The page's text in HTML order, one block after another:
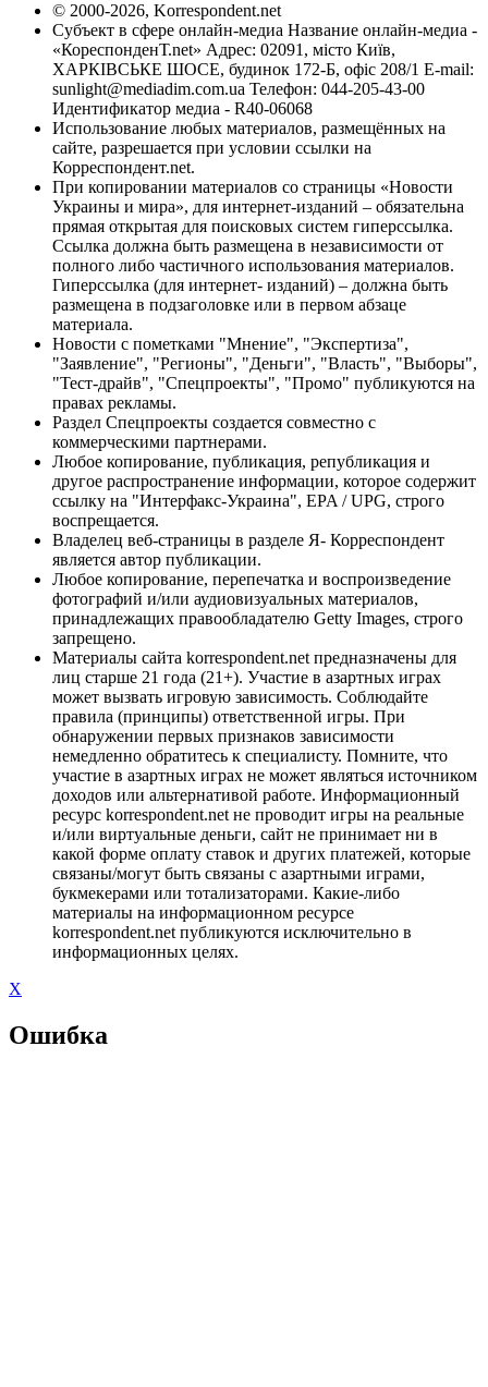
© 2000-2026, Korrespondent.net
Субъект в сфере онлайн-медиа Название онлайн-медиа -
«КореспонденТ.net» Адрес: 02091, місто Київ,
ХАРКІВСЬКЕ ШОСЕ, будинок 172-Б, офіс 208/1 E-mail:
sunlight@mediadim.com.ua Телефон: 044-205-43-00
Идентификатор медиа - R40-06068
Использование любых материалов, размещённых на
сайте, разрешается при условии ссылки на
Корреспондент.net.
При копировании материалов со страницы «Новости
Украины и мира», для интернет-изданий – обязательна
прямая открытая для поисковых систем гиперссылка.
Ссылка должна быть размещена в независимости от
полного либо частичного использования материалов.
Гиперссылка (для интернет- изданий) – должна быть
размещена в подзаголовке или в первом абзаце
материала.
Новости с пометками "Мнение", "Экспертиза",
"Заявление", "Регионы", "Деньги", "Власть", "Выборы",
"Тест-драйв", "Спецпроекты", "Промо" публикуются на
правах рекламы.
Раздел Спецпроекты создается совместно с
коммерческими партнерами.
Любое копирование, публикация, републикация и
другое распространение информации, которое содержит
ссылку на "Интерфакс-Украина", EPA / UPG, строго
воспрещается.
Владелец веб-страницы в разделе Я- Корреспондент
является автор публикации.
Любое копирование, перепечатка и воспроизведение
фотографий и/или аудиовизуальных материалов,
принадлежащих правообладателю Getty Images, строго
запрещено.
Материалы сайта korrespondent.net предназначены для
лиц старше 21 года (21+). Участие в азартных играх
может вызвать игровую зависимость. Соблюдайте
правила (принципы) ответственной игры. При
обнаружении первых признаков зависимости
немедленно обратитесь к специалисту. Помните, что
участие в азартных играх не может являться источником
доходов или альтернативой работе. Информационный
ресурс korrespondent.net не проводит игры на реальные
и/или виртуальные деньги, сайт не принимает ни в
какой форме оплату ставок и других платежей, которые
связаны/могут быть связаны с азартными играми,
букмекерами или тотализаторами. Какие-либо
материалы на информационном ресурсе
korrespondent.net публикуются исключительно в
информационных целях.
X
Ошибка